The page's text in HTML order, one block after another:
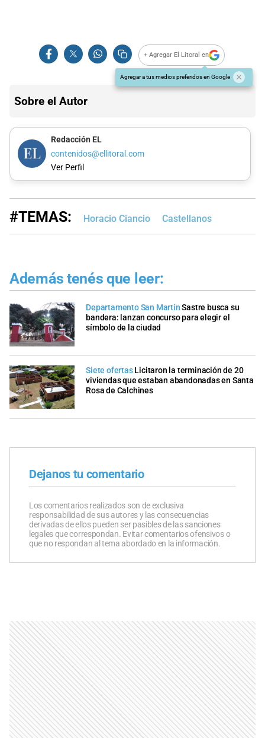
+ Agregar El Litoral en
Agregar a tus medios preferidos en Google
Sobre el Autor
Redacción EL
contenidos@ellitoral.com
Ver Perfil
#TEMAS: Horacio Ciancio Castellanos
Además tenés que leer:
Departamento San MartínSastre busca su
bandera: lanzan concurso para elegir el
símbolo de la ciudad
Siete ofertas Licitaron la terminación de 20
viviendas que estaban abandonadas en Santa
Rosa de Calchines
Dejanos tu comentario
Los comentarios realizados son de exclusiva
responsabilidad de sus autores y las consecuencias
derivadas de ellos pueden ser pasibles de las sanciones
legales que correspondan. Evitar comentarios ofensivos o
que no respondan al tema abordado en la información.